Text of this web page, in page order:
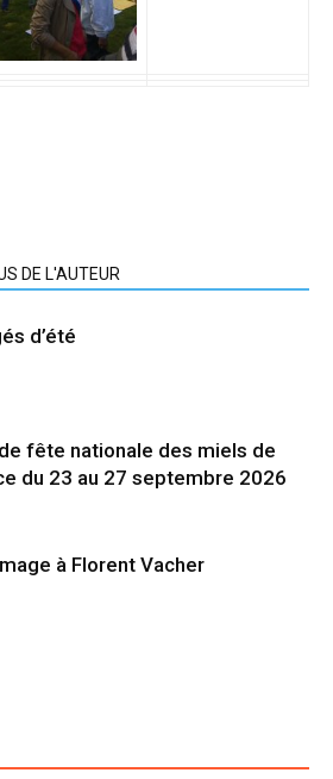
DE L'AUTEUR
d’été
fête nationale des miels de
du 23 au 27 septembre 2026
à Florent Vacher